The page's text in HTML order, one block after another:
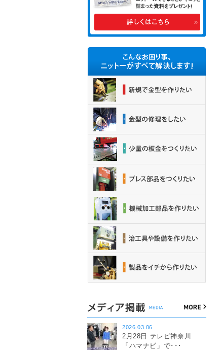
2026.03.06
2月28日 テレビ神奈川
「ハマナビ」で･･･